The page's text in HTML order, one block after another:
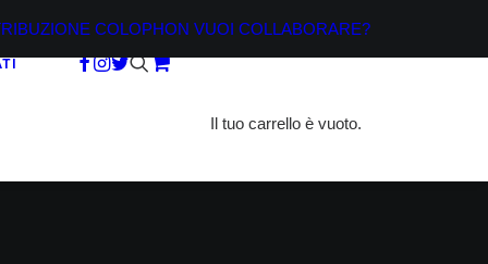
COLOPHON VUOI COLLABORARE?
Il tuo carrello è vuoto.